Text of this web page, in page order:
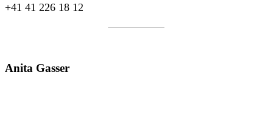
+41 41 226 18 12
Anita Gasser